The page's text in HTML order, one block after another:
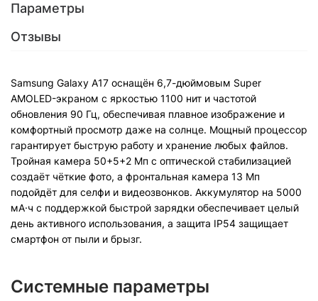
Параметры
Отзывы
Samsung Galaxy A17 оснащён 6,7-дюймовым Super
AMOLED-экраном с яркостью 1100 нит и частотой
обновления 90 Гц, обеспечивая плавное изображение и
комфортный просмотр даже на солнце. Мощный процессор
гарантирует быструю работу и хранение любых файлов.
Тройная камера 50+5+2 Мп с оптической стабилизацией
создаёт чёткие фото, а фронтальная камера 13 Мп
подойдёт для селфи и видеозвонков. Аккумулятор на 5000
мА·ч с поддержкой быстрой зарядки обеспечивает целый
день активного использования, а защита IP54 защищает
смартфон от пыли и брызг.
Системные параметры